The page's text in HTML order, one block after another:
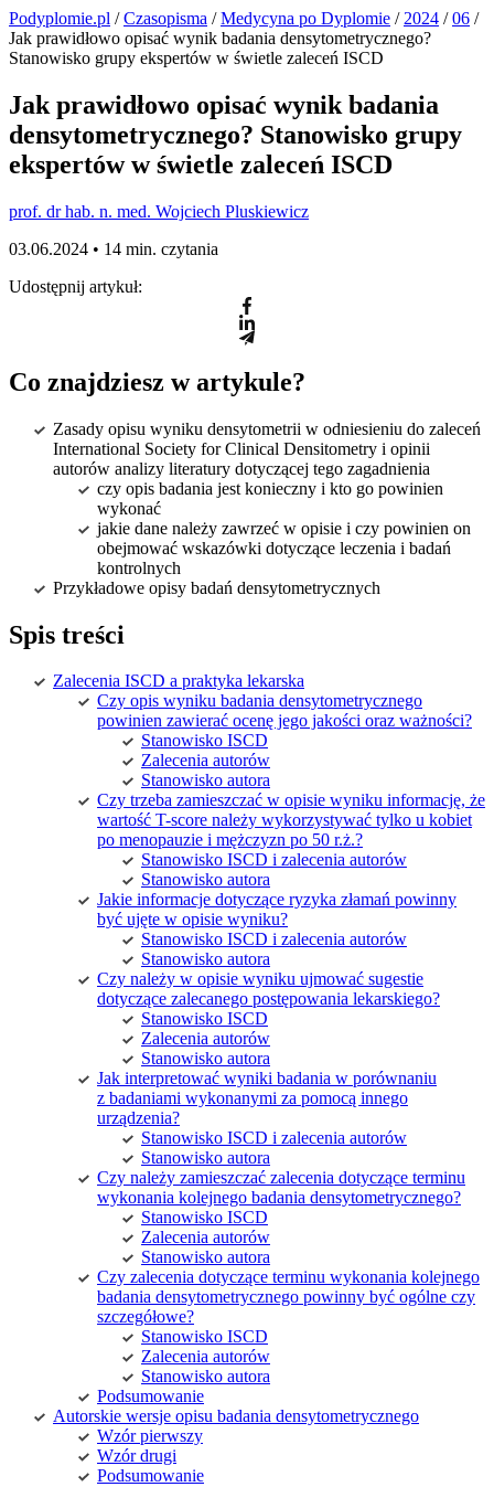
Podyplomie.pl /Czasopisma /Medycyna po Dyplomie / 2024 /06 /
Jak prawidłowo opisać wynik badania densytometrycznego?
Stanowisko grupy ekspertów w świetle zaleceń ISCD
Jak prawidłowo opisać wynik badania
densytometrycznego? Stanowisko grupy
ekspertów w świetle zaleceń ISCD
prof. dr hab. n. med. Wojciech Pluskiewicz
03.06.2024 • 14 min. czytania
Udostępnij artykuł:
Co znajdziesz w artykule?
Zasady opisu wyniku densytometrii w odniesieniu do zaleceń
International Society for Clinical Densitometry i opinii
autorów analizy literatury dotyczącej tego zagadnienia
czy opis badania jest konieczny i kto go powinien
wykonać
jakie dane należy zawrzeć w opisie i czy powinien on
obejmować wskazówki dotyczące leczenia i badań
kontrolnych
Przykładowe opisy badań densytometrycznych
Spis treści
Zalecenia ISCD a praktyka lekarska
Czy opis wyniku badania densytometrycznego
powinien zawierać ocenę jego jakości oraz ważności?
Stanowisko ISCD
Zalecenia autorów
Stanowisko autora
Czy trzeba zamieszczać w opisie wyniku informację, że
wartość T-score należy wykorzystywać tylko u kobiet
po menopauzie i mężczyzn po 50 r.ż.?
Stanowisko ISCD i zalecenia autorów
Stanowisko autora
Jakie informacje dotyczące ryzyka złamań powinny
być ujęte w opisie wyniku?
Stanowisko ISCD i zalecenia autorów
Stanowisko autora
Czy należy w opisie wyniku ujmować sugestie
dotyczące zalecanego postępowania lekarskiego?
Stanowisko ISCD
Zalecenia autorów
Stanowisko autora
Jak interpretować wyniki badania w porównaniu
z badaniami wykonanymi za pomocą innego
urządzenia?
Stanowisko ISCD i zalecenia autorów
Stanowisko autora
Czy należy zamieszczać zalecenia dotyczące terminu
wykonania kolejnego badania densytometrycznego?
Stanowisko ISCD
Zalecenia autorów
Stanowisko autora
Czy zalecenia dotyczące terminu wykonania kolejnego
badania densytometrycznego powinny być ogólne czy
szczegółowe?
Stanowisko ISCD
Zalecenia autorów
Stanowisko autora
Podsumowanie
Autorskie wersje opisu badania densytometrycznego
Wzór pierwszy
Wzór drugi
Podsumowanie